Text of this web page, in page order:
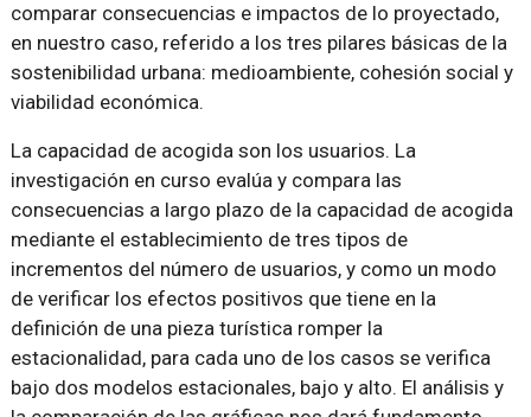
comparar consecuencias e impactos de lo proyectado,
en nuestro caso, referido a los tres pilares básicas de la
sostenibilidad urbana: medioambiente, cohesión social y
viabilidad económica.
La capacidad de acogida son los usuarios. La
investigación en curso evalúa y compara las
consecuencias a largo plazo de la capacidad de acogida
mediante el establecimiento de tres tipos de
incrementos del número de usuarios, y como un modo
de verificar los efectos positivos que tiene en la
definición de una pieza turística romper la
estacionalidad, para cada uno de los casos se verifica
bajo dos modelos estacionales, bajo y alto. El análisis y